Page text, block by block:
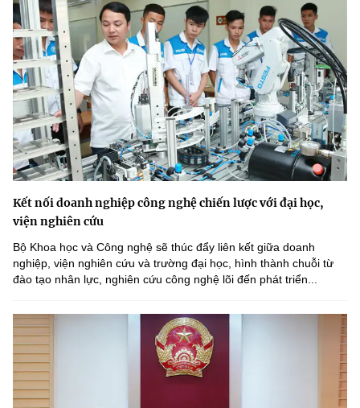
Kết nối doanh nghiệp công nghệ chiến lược với đại học,
viện nghiên cứu
Bộ Khoa học và Công nghệ sẽ thúc đẩy liên kết giữa doanh
nghiệp, viện nghiên cứu và trường đại học, hình thành chuỗi từ
đào tạo nhân lực, nghiên cứu công nghệ lõi đến phát triển...